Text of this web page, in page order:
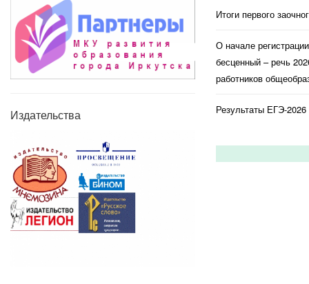
Издательства
Итоги первого
О начале
бесценный – речь
работников
Результаты ЕГЭ-